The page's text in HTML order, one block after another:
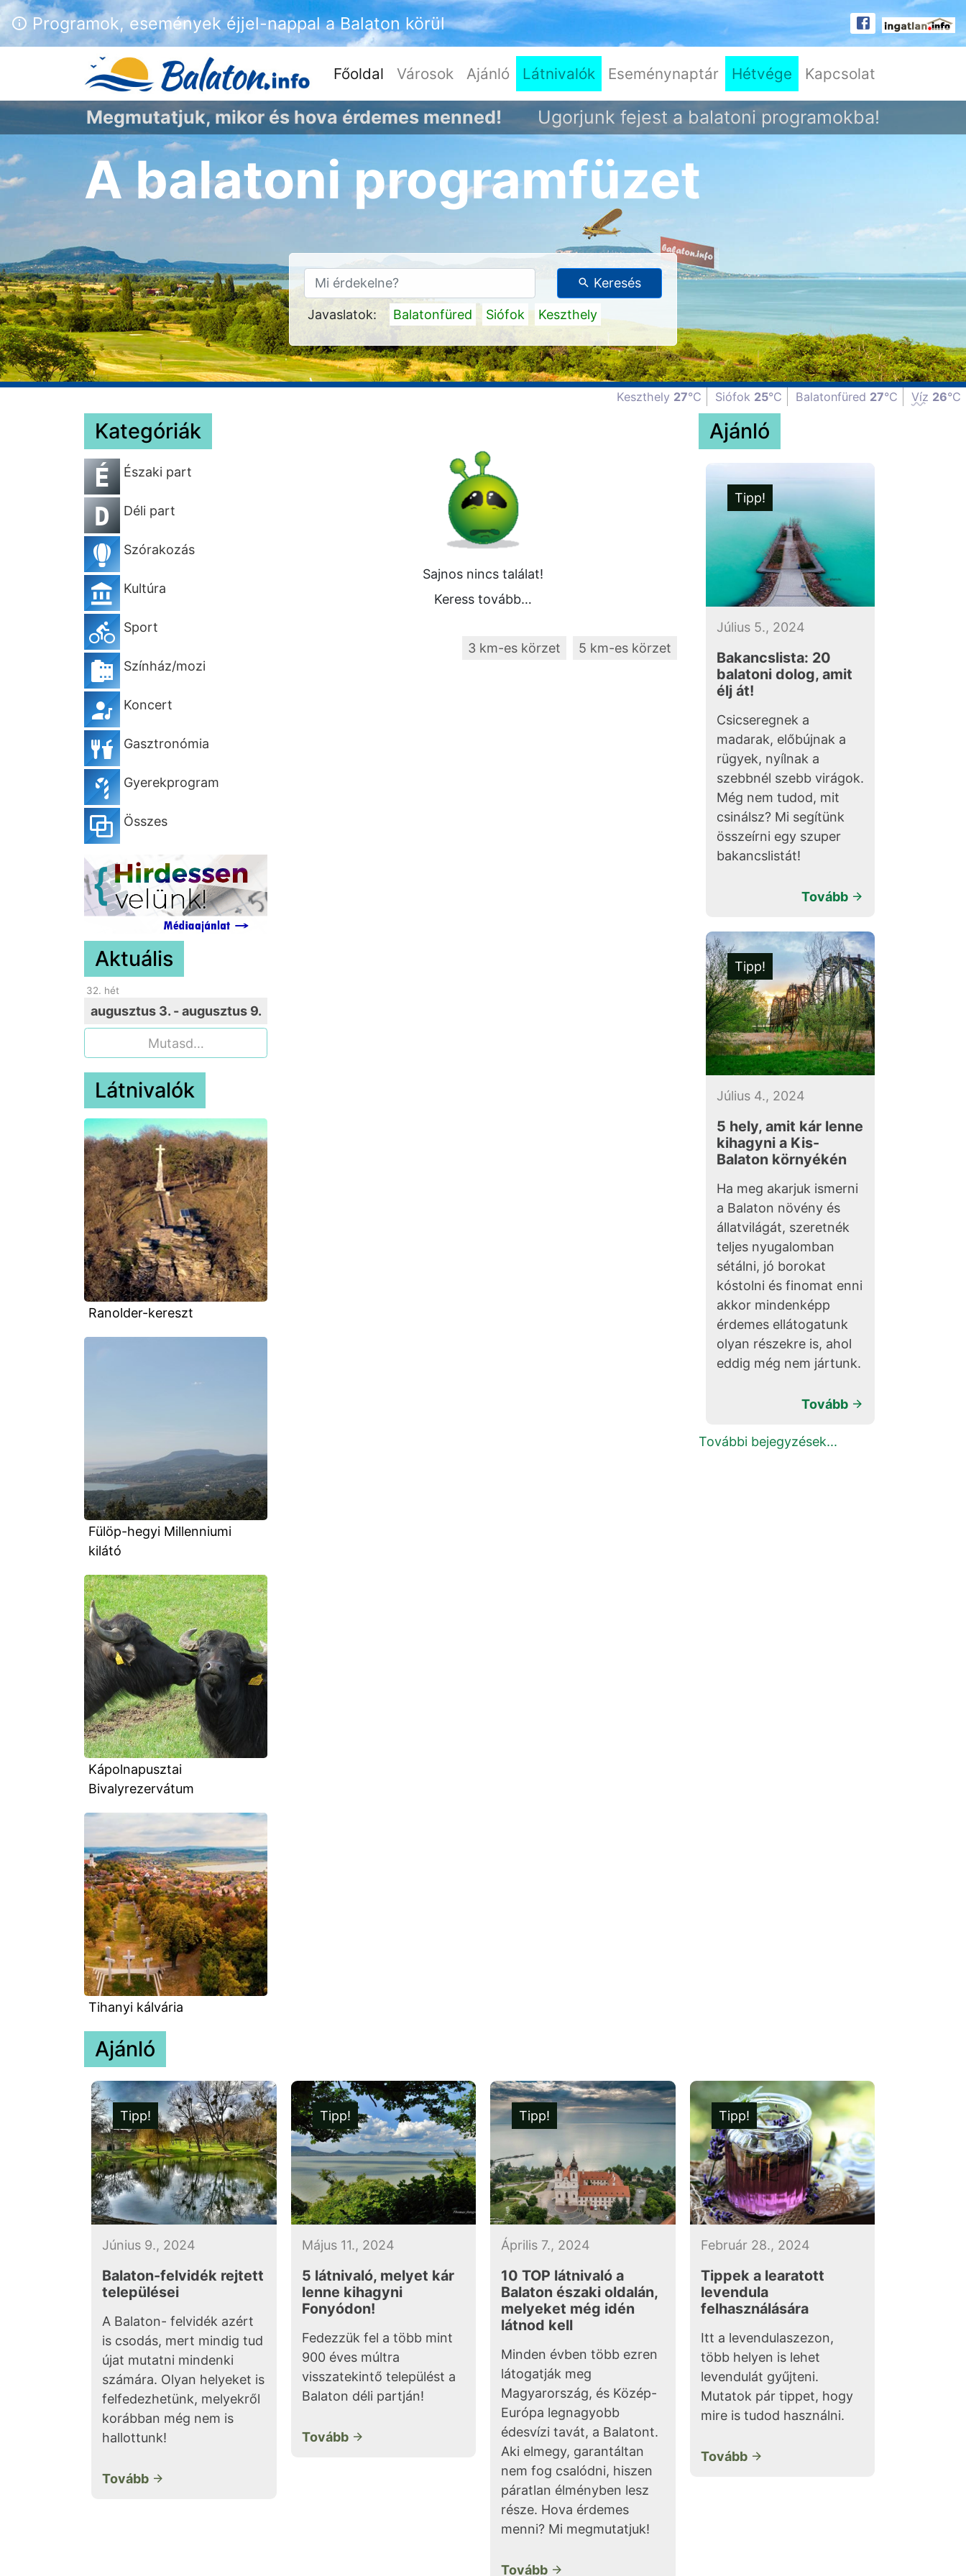
Programok, események éjjel-nappal a Balaton körül
Főoldal (current)
Városok Ajánló Látnivalók Eseménynaptár Hétvége Kapcsolat
Megmutatjuk, mikor és hova érdemes menned! Ugorjunk fejest a balatoni programokba!
A balatoni programfüzet
Keresés
Javaslatok: Balatonfüred Siófok Keszthely
Keszthely 27°C Siófok 25°C Balatonfüred 27°C Víz 26°C
Kategóriák
É Északi part
D Déli part
Szórakozás
Kultúra
Sport
Színház/mozi
Koncert
Gasztronómia
Gyerekprogram
Összes
Aktuális
32. hét
augusztus 3. - augusztus 9.
Mutasd…
Látnivalók
Ranolder-kereszt
Fülöp-hegyi Millenniumi
kilátó
Kápolnapusztai
Bivalyrezervátum
Tihanyi kálvária
Sajnos nincs találat!
Keress tovább…
3 km-es körzet 5 km-es körzet
Ajánló
Tipp!
Július 5., 2024
Bakancslista: 20
balatoni dolog, amit
élj át!
Csicseregnek a
madarak, előbújnak a
rügyek, nyílnak a
szebbnél szebb virágok.
Még nem tudod, mit
csinálsz? Mi segítünk
összeírni egy szuper
bakancslistát!
Tovább
Tipp!
Július 4., 2024
5 hely, amit kár lenne
kihagyni a Kis-
Balaton környékén
Ha meg akarjuk ismerni
a Balaton növény és
állatvilágát, szeretnék
teljes nyugalomban
sétálni, jó borokat
kóstolni és finomat enni
akkor mindenképp
érdemes ellátogatunk
olyan részekre is, ahol
eddig még nem jártunk.
Tovább
További bejegyzések...
Ajánló
Tipp!
Június 9., 2024
Balaton-felvidék rejtett
települései
A Balaton- felvidék azért
is csodás, mert mindig tud
újat mutatni mindenki
számára. Olyan helyeket is
felfedezhetünk, melyekről
korábban még nem is
hallottunk!
Tovább
Tipp!
Május 11., 2024
5 látnivaló, melyet kár
lenne kihagyni
Fonyódon!
Fedezzük fel a több mint
900 éves múltra
visszatekintő települést a
Balaton déli partján!
Tovább
Tipp!
Április 7., 2024
10 TOP látnivaló a
Balaton északi oldalán,
melyeket még idén
látnod kell
Minden évben több ezren
látogatják meg
Magyarország, és Közép-
Európa legnagyobb
édesvízi tavát, a Balatont.
Aki elmegy, garantáltan
nem fog csalódni, hiszen
páratlan élményben lesz
része. Hova érdemes
menni? Mi megmutatjuk!
Tovább
Tipp!
Február 28., 2024
Tippek a learatott
levendula
felhasználására
Itt a levendulaszezon,
több helyen is lehet
levendulát gyűjteni.
Mutatok pár tippet, hogy
mire is tudod használni.
Tovább